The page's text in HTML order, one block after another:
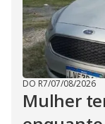
DO R7/07/08/2026
Mulher